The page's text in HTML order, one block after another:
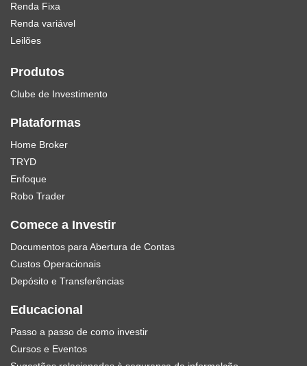
Renda Fixa
Renda variável
Leilões
Produtos
Clube de Investimento
Plataformas
Home Broker
TRYD
Enfoque
Robo Trader
Comece a Investir
Documentos para Abertura de Contas
Custos Operacionais
Depósito e Transferências
Educacional
Passo a passo de como investir
Cursos e Eventos